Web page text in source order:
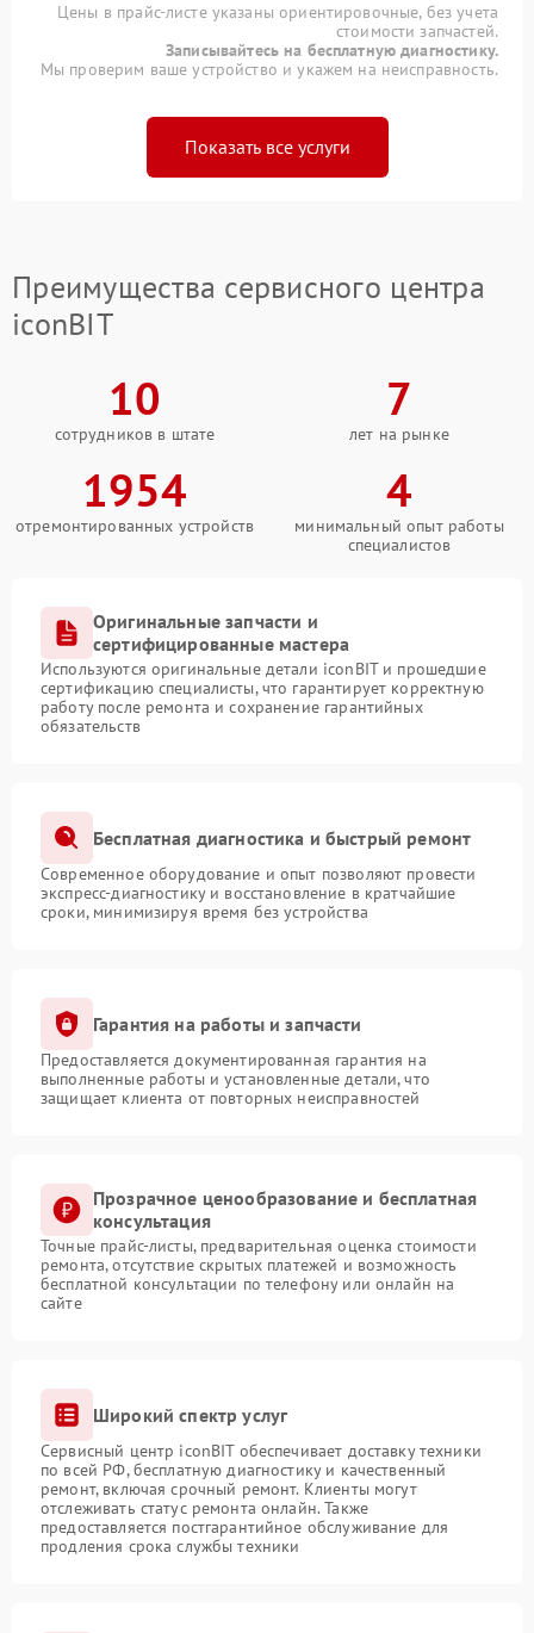
Цены в прайс-листе указаны ориентировочные, без учета
стоимости запчастей.
Записывайтесь на бесплатную диагностику.
Мы проверим ваше устройство и укажем на неисправность.
Показать все услуги
Преимущества сервисного центра
iconBIT
10
сотрудников в штате
7
лет на рынке
1954
отремонтированных устройств
4
минимальный опыт работы
специалистов
Оригинальные запчасти и
сертифицированные мастера
Используются оригинальные детали iconBIT и прошедшие
сертификацию специалисты, что гарантирует корректную
работу после ремонта и сохранение гарантийных
обязательств
Бесплатная диагностика и быстрый ремонт
Современное оборудование и опыт позволяют провести
экспресс-диагностику и восстановление в кратчайшие
сроки, минимизируя время без устройства
Гарантия на работы и запчасти
Предоставляется документированная гарантия на
выполненные работы и установленные детали, что
защищает клиента от повторных неисправностей
Прозрачное ценообразование и бесплатная
консультация
Точные прайс-листы, предварительная оценка стоимости
ремонта, отсутствие скрытых платежей и возможность
бесплатной консультации по телефону или онлайн на
сайте
Широкий спектр услуг
Сервисный центр iconBIT обеспечивает доставку техники
по всей РФ, бесплатную диагностику и качественный
ремонт, включая срочный ремонт. Клиенты могут
отслеживать статус ремонта онлайн. Также
предоставляется постгарантийное обслуживание для
продления срока службы техники